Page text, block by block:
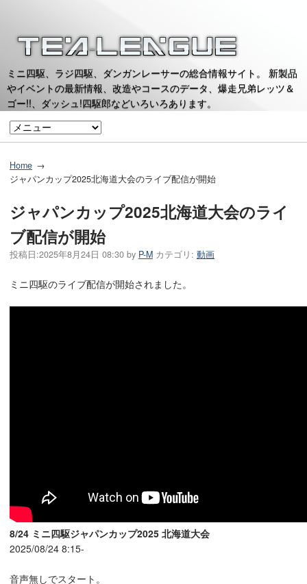
ミニ四駆、ラジ四駆、ダンガンレーサーの総合情報サイト。 新製品
やイベントの最新情報、改造やコースのデータ、爆走兄弟レッツ＆
ゴー!!、ダッシュ!四駆郎などいろいろあります。
Home
ジャパンカップ2025北海道大会のライブ配信が開始
ジャパンカップ2025北海道大会のライ
ブ配信が開始
投稿日:2025年8月24日 08:30 by P-M カテゴリ: 動画
ミニ四駆のライブ配信が開始されました。
8/24 ミニ四駆ジャパンカップ2025 北海道大会
2025/08/24 8:15-
音声無しでスタート。